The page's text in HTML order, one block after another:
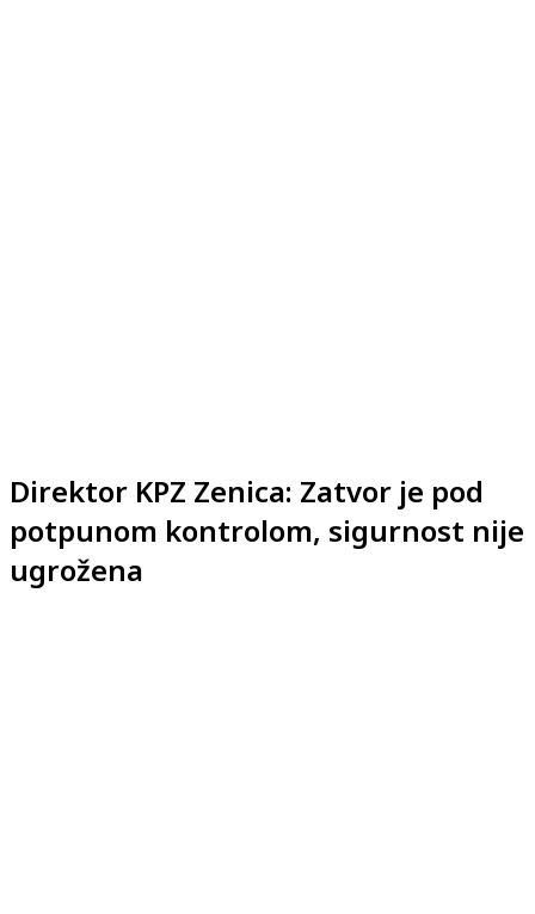
Direktor KPZ Zenica: Zatvor je pod
potpunom kontrolom, sigurnost nije
ugrožena